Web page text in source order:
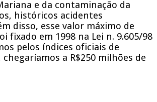
e da contaminação da
históricos acidentes
disso, esse valor máximo de
fixado em 1998 na Lei n. 9.605/98
pelos índices oficiais de
chegaríamos a R$250 milhões de